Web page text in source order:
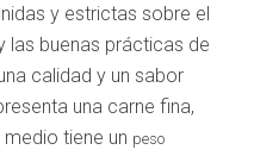
y estrictas sobre el
las buenas prácticas de
calidad y un sabor
una carne fina,
tiene un peso